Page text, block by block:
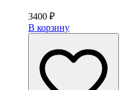
3400 ₽
В корзину